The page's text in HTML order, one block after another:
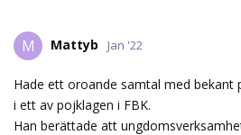
M Mattyb Jan '22
Hade ett oroande samtal med bekant
i ett av pojklagen i FBK.
Han berättade att